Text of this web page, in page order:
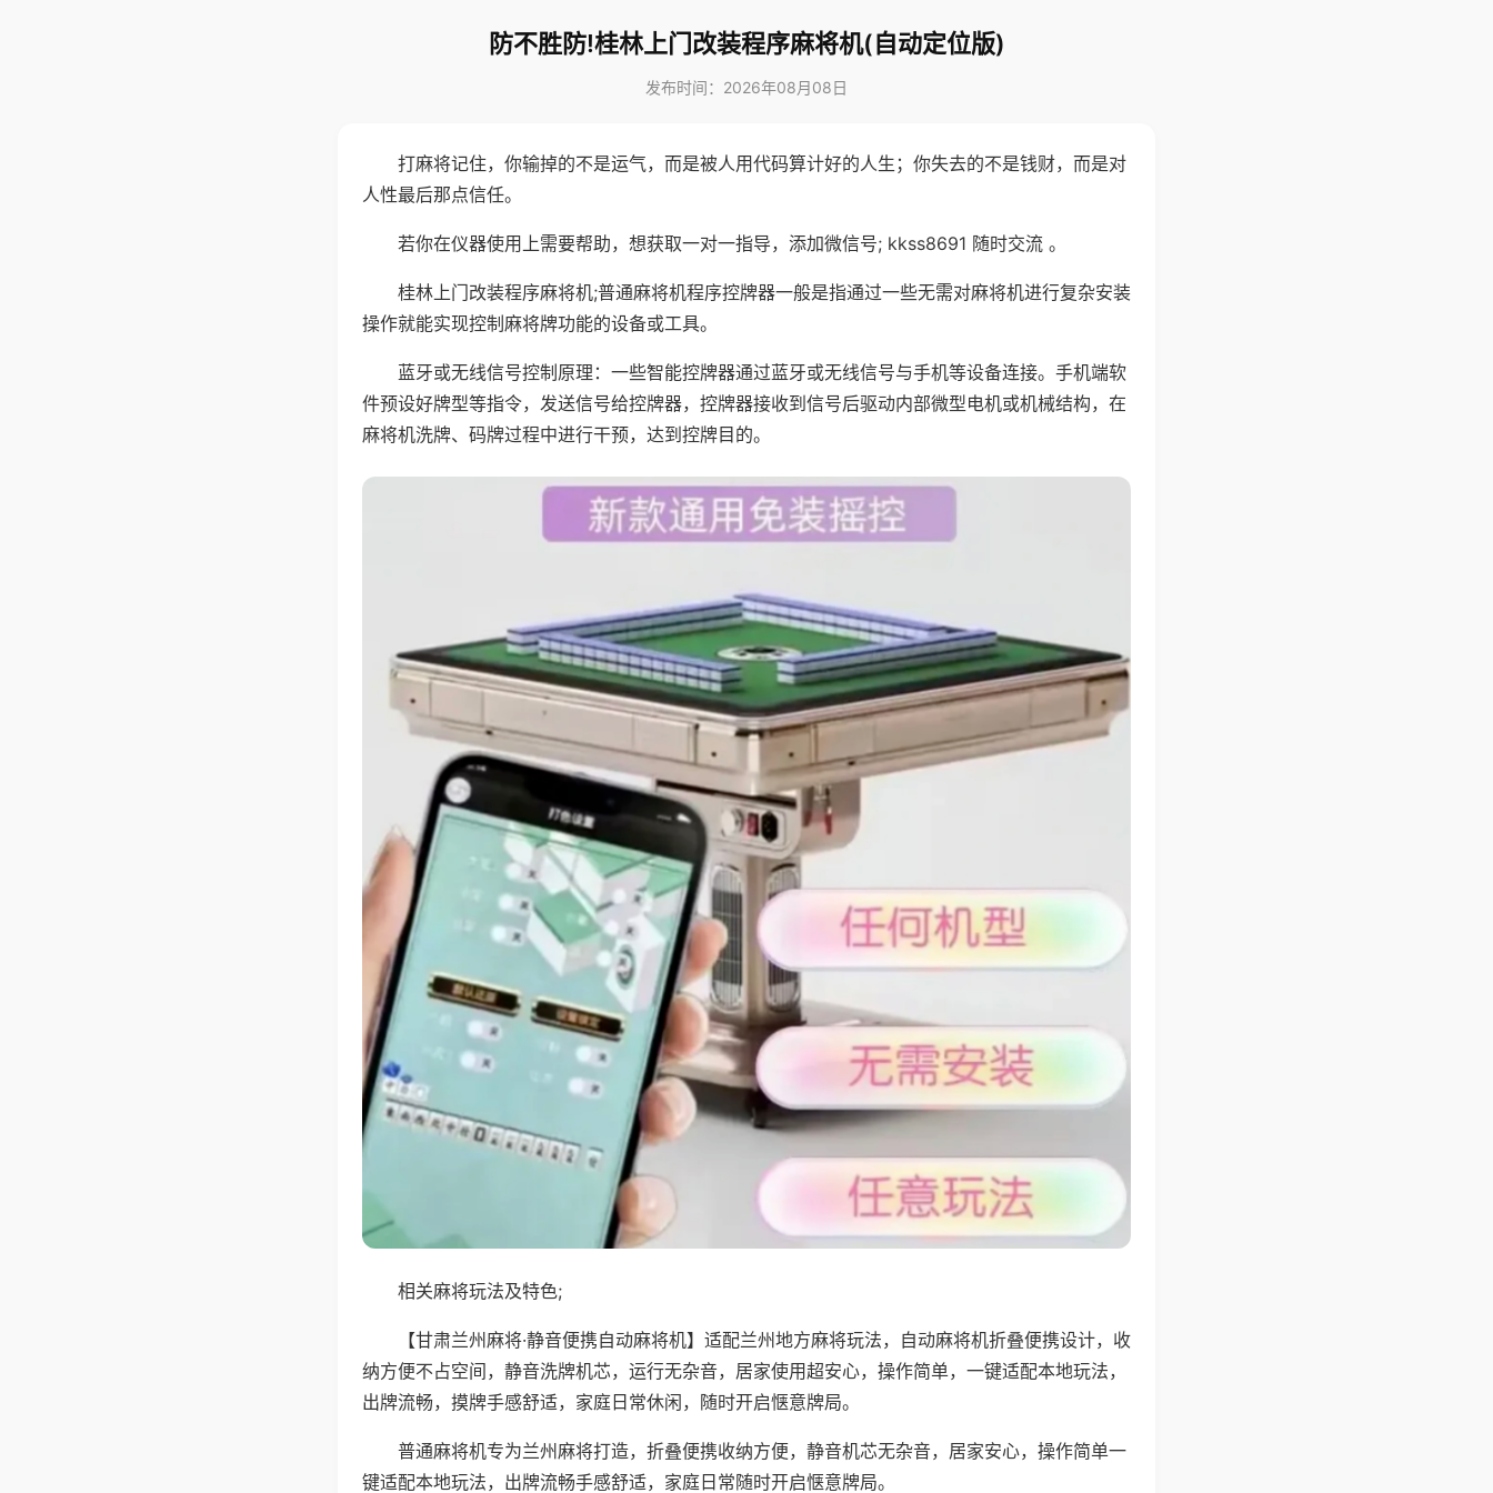
防不胜防!桂林上门改装程序麻将机(自动定位版)
发布时间：2026年08月08日
打麻将记住，你输掉的不是运气，而是被人用代码算计好的人生；你失去的不是钱财，而是对
人性最后那点信任。
若你在仪器使用上需要帮助，想获取一对一指导，添加微信号; kkss8691 随时交流 。
桂林上门改装程序麻将机;普通麻将机程序控牌器一般是指通过一些无需对麻将机进行复杂安装
操作就能实现控制麻将牌功能的设备或工具。
蓝牙或无线信号控制原理：一些智能控牌器通过蓝牙或无线信号与手机等设备连接。手机端软
件预设好牌型等指令，发送信号给控牌器，控牌器接收到信号后驱动内部微型电机或机械结构，在
麻将机洗牌、码牌过程中进行干预，达到控牌目的。
相关麻将玩法及特色;
【甘肃兰州麻将·静音便携自动麻将机】适配兰州地方麻将玩法，自动麻将机折叠便携设计，收
纳方便不占空间，静音洗牌机芯，运行无杂音，居家使用超安心，操作简单，一键适配本地玩法，
出牌流畅，摸牌手感舒适，家庭日常休闲，随时开启惬意牌局。
普通麻将机专为兰州麻将打造，折叠便携收纳方便，静音机芯无杂音，居家安心，操作简单一
键适配本地玩法，出牌流畅手感舒适，家庭日常随时开启惬意牌局。